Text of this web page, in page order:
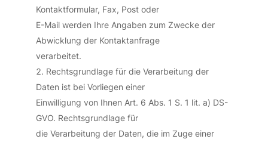
Kontaktformular, Fax, Post oder
E-Mail werden Ihre Angaben zum Zwecke der
Abwicklung der Kontaktanfrage
verarbeitet.
Rechtsgrundlage für die Verarbeitung der
Daten ist bei Vorliegen einer
Einwilligung von Ihnen Art. 6 Abs. 1 S. 1 lit. a) DS-
GVO. Rechtsgrundlage für
die Verarbeitung der Daten, die im Zuge einer